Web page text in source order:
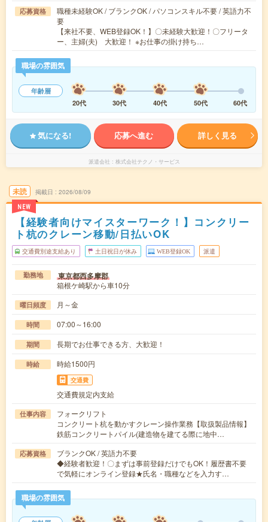
応募資格
職種未経験OK / ブランクOK / パソコンスキル不要 / 英語力不
要
【来社不要、WEB登録OK！】〇未経験大歓迎！〇フリータ
ー、主婦(夫) 大歓迎！ ※お仕事の掛け持ち…
職場の雰囲気
年齢層
20代
30代 40代 50代 60代
気になる! 応募へ進む 詳しく見る
派遣会社 株式会社テクノ・サービス
未読
NEW
掲載日 2026/08/09
【経験者向けマイスターワーク！】コンクリー
ト杭のクレーン移動/日払いOK
交通費別途支給あり 土日祝日が休み WEB登録OK 派遣
勤務地 東京都西多摩郡
箱根ケ崎駅から車10分
曜日頻度 月～金
時間 07:00～16:00
期間 長期でお仕事できる方、大歓迎！
時給 時給1500円
交通費
交通費規定内支給
仕事内容
フォークリフト
コンクリート杭を動かすクレーン操作業務【取扱製品情報】
鉄筋コンクリートパイル(建造物を建てる際に地中…
応募資格
ブランクOK / 英語力不要
◆経験者歓迎！〇まずは事前登録だけでもOK！履歴書不要
で気軽にオンライン登録★氏名・職種などを入力す…
職場の雰囲気